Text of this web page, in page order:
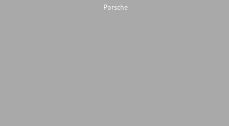
Porsche